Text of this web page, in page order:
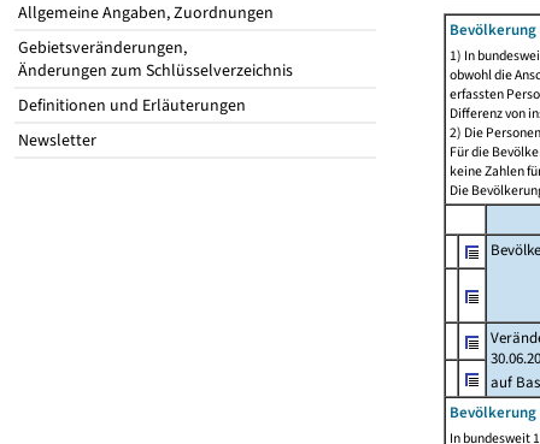
Allgemeine Angaben, Zuordnungen
Gebietsveränderungen,
Änderungen zum Schlüsselverzeichnis
Definitionen und Erläuterungen
Newsletter
1) In
obwohl die
erfassten
Differenz von
2) Die
Für die
keine Zahlen
Die
auf
Bevölkerung
In bundesweit